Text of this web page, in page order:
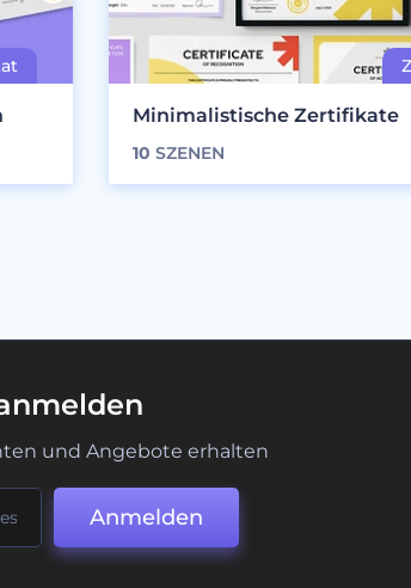
Minimalistische Zertifikate
10 SZENEN
und Angebote erhalten
Anmelden